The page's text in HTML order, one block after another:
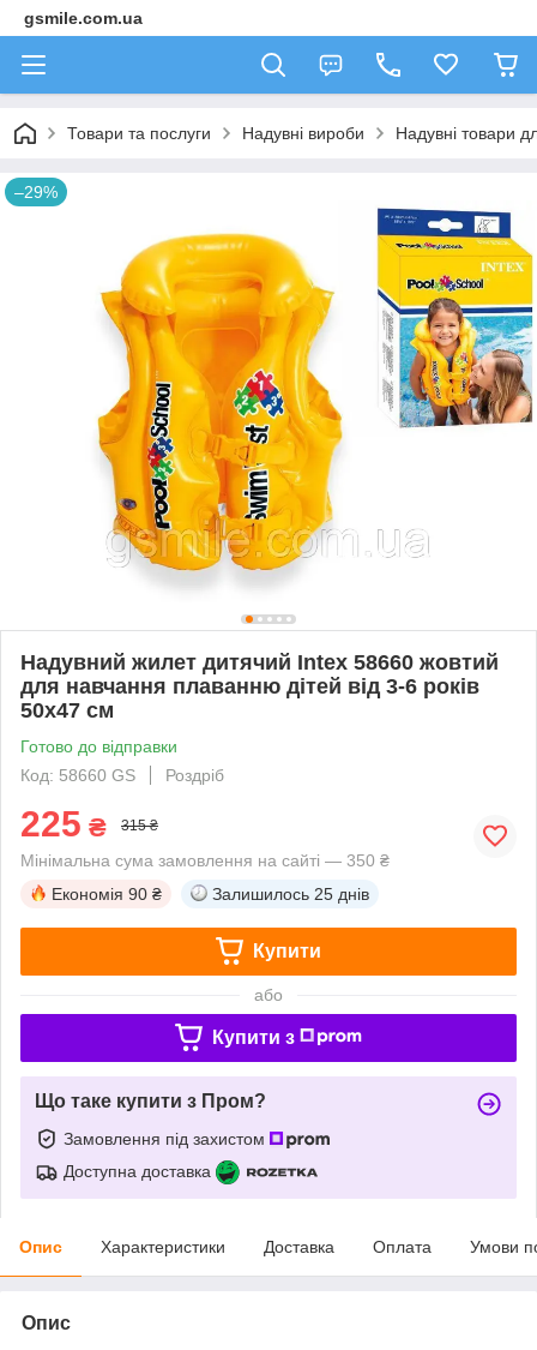
gsmile.com.ua
Товари та послуги Надувні вироби Надувні товари
–29%
Надувний жилет дитячий Intex 58660 жовтий
для навчання плаванню дітей від 3-6 років
50х47 см
Готово до відправки
Код: 58660 GS
Роздріб
225 ₴ 315 ₴
Мінімальна сума замовлення на сайті — 350 ₴
Економія 90 ₴ Залишилось 25 днів
Купити
або
Купити з
Що таке купити з Пром?
Замовлення під захистом
Доступна доставка
Опис Характеристики Доставка Оплата Умови
Опис